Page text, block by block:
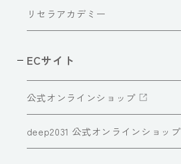
リセラアカデミー
ECサイト
公式オンラインショップ
deep2031 公式オンラインショップ